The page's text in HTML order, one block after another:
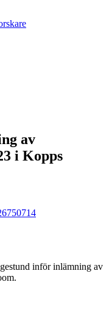
av
i Kopps
inför inlämning av